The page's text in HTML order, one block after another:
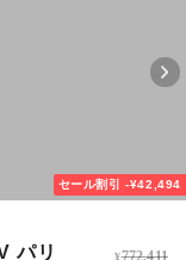
セール割引 -¥42,494
パリ ¥772,411